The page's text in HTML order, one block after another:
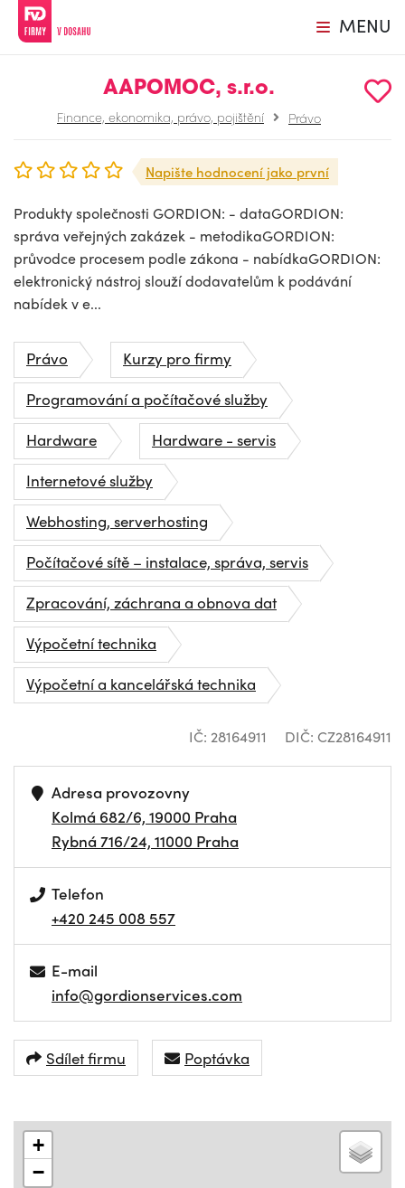
MENU
AAPOMOC, s.r.o.
Finance, ekonomika, právo, pojištění Právo
Napište hodnocení jako první
Produkty společnosti GORDION: - dataGORDION:
správa veřejných zakázek - metodikaGORDION:
průvodce procesem podle zákona - nabídkaGORDION:
elektronický nástroj slouží dodavatelům k podávání
nabídek v e...
Právo
Kurzy pro firmy
Programování a počítačové služby
Hardware
Hardware - servis
Internetové služby
Webhosting, serverhosting
Počítačové sítě – instalace, správa, servis
Zpracování, záchrana a obnova dat
Výpočetní technika
Výpočetní a kancelářská technika
IČ: 28164911 DIČ: CZ28164911
Adresa provozovny
Kolmá 682/6, 19000 Praha
Rybná 716/24, 11000 Praha
Telefon
+420 245 008 557
E-mail
info@gordionservices.com
Sdílet firmu Poptávka
+
−